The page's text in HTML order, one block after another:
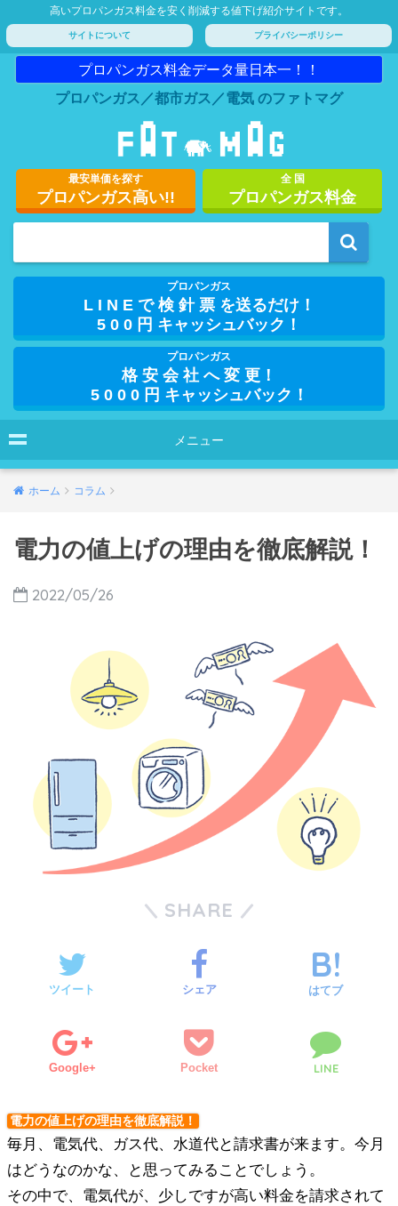
高いプロパンガス料金を安く削減する値下げ紹介サイトです。
サイトについて プライバシーポリシー
プロパンガス料金データ量日本一！！
プロパンガス／都市ガス／電気 のファトマグ
最安単価を探す
プロパンガス高い!!
全 国
プロパンガス料金
プロパンガス
L I N E で 検 針 票 を送るだけ！
5 0 0 円 キャッシュバック！
プロパンガス
格 安 会 社 へ 変 更！
5 0 0 0 円 キャッシュバック！
メニュー
ホーム コラム
電力の値上げの理由を徹底解説！
2022/05/26
SHARE
ツイート シェア はてブ
Google+ Pocket LINE
電力の値上げの理由を徹底解説！
毎月、電気代、ガス代、水道代と請求書が来ます。今月
はどうなのかな、と思ってみることでしょう。
その中で、電気代が、少しですが高い料金を請求されて